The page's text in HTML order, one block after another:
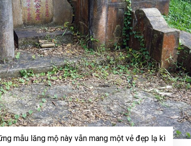
mẫu lăng mộ này vẫn mang một vẻ đẹp lạ kì